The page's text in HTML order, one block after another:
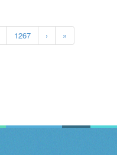
1267 › »